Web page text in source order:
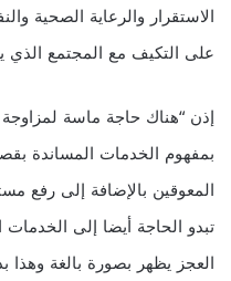
الاستقرار والرعاية الصحية
على التكيف مع المجتمع الذي
إذن “هناك حاجة ماسة لمزاوجة
بمفهوم الخدمات المساندة
المعوقين بالإضافة إلى رفع
تبدو الحاجة أيضا إلى
العجز يظهر بصورة بالغة